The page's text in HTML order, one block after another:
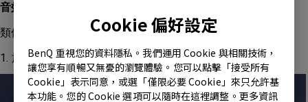
Cookie 偏好設定
BenQ 重視您的資料隱私。我們運用 Cookie 與相關技術，
讓您享有順暢又無憂的瀏覽體驗。您可以點擊「接受所有
Cookie」表示同意，或選「僅限必要 Cookie」來只允許基
本功能。您的 Cookie 選項可以隨時在這裡調整。更多資訊
音效控制：
類似影像控制方式，操作如下：
1. 於【多媒體】App裡撥放影片。點選【設定】選項。